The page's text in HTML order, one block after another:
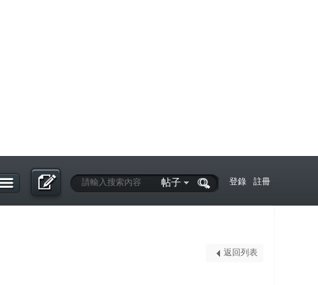
登錄 註冊
帖子
返回列表